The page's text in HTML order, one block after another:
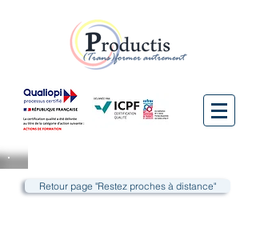
Retour page "Restez proches à distance"